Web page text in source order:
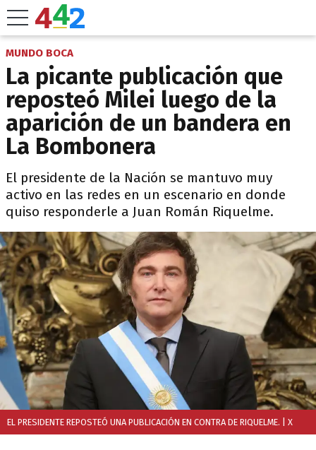
MUNDO BOCA
La picante publicación que
reposteó Milei luego de la
aparición de un bandera en
La Bombonera
El presidente de la Nación se mantuvo muy
activo en las redes en un escenario en donde
quiso responderle a Juan Román Riquelme.
EL PRESIDENTE REPOSTEÓ UNA PUBLICACIÓN EN CONTRA DE RIQUELME. | X